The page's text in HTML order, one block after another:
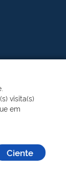
visita(s)
em
Ciente